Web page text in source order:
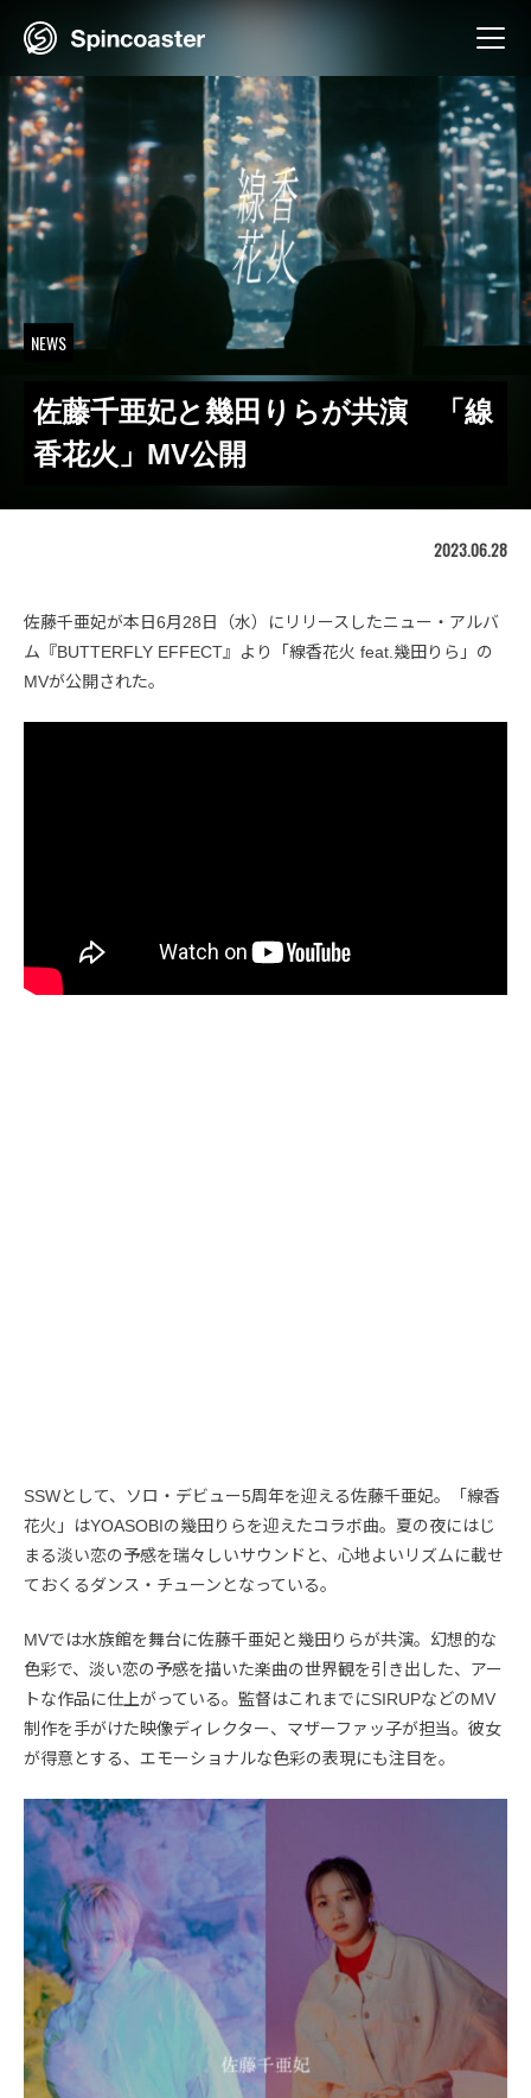
NEWS
佐藤千亜妃と幾田りらが共演 「線
香花火」MV公開
2023.06.28
佐藤千亜妃が本日6月28日（水）にリリースしたニュー・アルバ
ム『BUTTERFLY EFFECT』より「線香花火 feat.幾田りら」の
MVが公開された。
SSWとして、ソロ・デビュー5周年を迎える佐藤千亜妃。「線香
花火」はYOASOBIの幾田りらを迎えたコラボ曲。夏の夜にはじ
まる淡い恋の予感を瑞々しいサウンドと、心地よいリズムに載せ
ておくるダンス・チューンとなっている。
MVでは水族館を舞台に佐藤千亜妃と幾田りらが共演。幻想的な
色彩で、淡い恋の予感を描いた楽曲の世界観を引き出した、アー
トな作品に仕上がっている。監督はこれまでにSIRUPなどのMV
制作を手がけた映像ディレクター、マザーファッ子が担当。彼女
が得意とする、エモーショナルな色彩の表現にも注目を。